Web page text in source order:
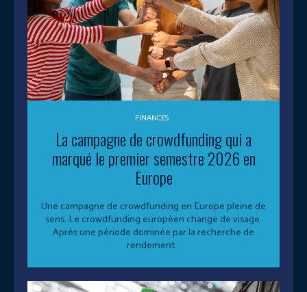
FINANCES
La campagne de crowdfunding qui a
marqué le premier semestre 2026 en
Europe
Une campagne de crowdfunding en Europe pleine de
sens. Le crowdfunding européen change de visage.
Après une période dominée par la recherche de
rendement...